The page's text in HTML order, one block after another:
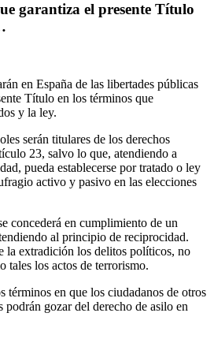
garantiza el presente Título
en España de las libertades públicas
Título en los términos que
y la ley.
serán titulares de los derechos
23, salvo lo que, atendiendo a
pueda establecerse por tratado o ley
activo y pasivo en las elecciones
concederá en cumplimiento de un
al principio de reciprocidad.
la extradición los delitos políticos, no
tales los actos de terrorismo.
términos en que los ciudadanos de otros
podrán gozar del derecho de asilo en